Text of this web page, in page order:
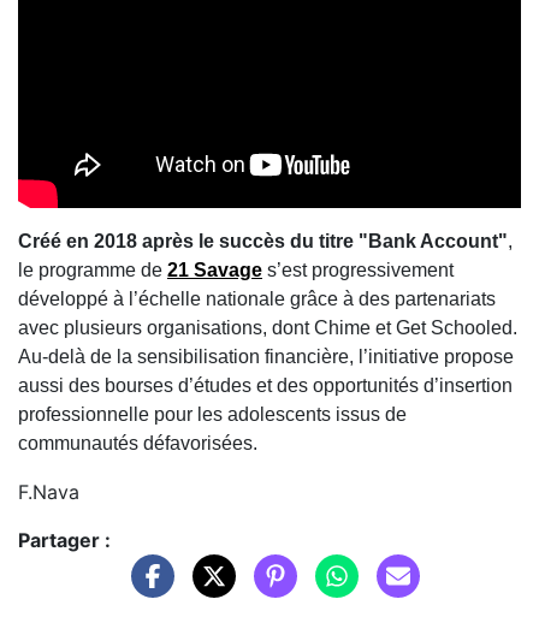
Créé en 2018 après le succès du titre "Bank Account",
le programme de 21 Savage s’est progressivement
développé à l’échelle nationale grâce à des partenariats
avec plusieurs organisations, dont Chime et Get Schooled.
Au-delà de la sensibilisation financière, l’initiative propose
aussi des bourses d’études et des opportunités d’insertion
professionnelle pour les adolescents issus de
communautés défavorisées.
F.Nava
Partager :